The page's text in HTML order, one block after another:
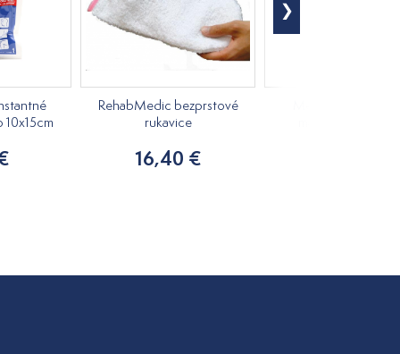
RehabMedic bezprstové
rukavice
16,40 €